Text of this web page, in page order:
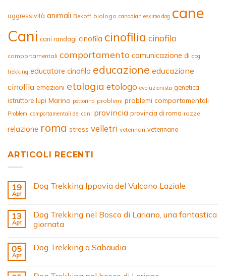
aggressività animali Bekoff biologo canadian eskimo dog cane
Cani cani randagi cinofila cinofilia cinofilo
comportamentali comportamento comunicazione di dog
trekking educatore cinofilo educazione educazione
cinofila emozioni etologia etologo evoluzionista genetica
istruttore lupi Marino pettorina problemi problemi comportamentali
Problemi comportamentali dei cani provincia provincia di roma razze
relazione roma stress velletri veterinari veterinario
ARTICOLI RECENTI
19
Apr
Dog Trekking Ippovia del Vulcano Laziale
13
Apr
Dog Trekking nel Bosco di Lariano, una fantastica
giornata
05
Apr
Dog Trekking a Sabaudia